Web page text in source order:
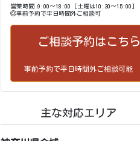
営業時間 9:00～18:00 [土曜は10:30～15:00]
◎事前予約で平日時間外ご相談可
ご相談予約はこちら
事前予約で平日時間外ご相談可能
主な対応エリア